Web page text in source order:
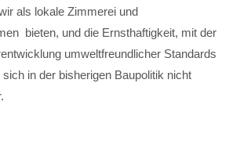
als lokale Zimmerei und
bieten, und die Ernsthaftigkeit, mit der
umweltfreundlicher Standards
in der bisherigen Baupolitik nicht